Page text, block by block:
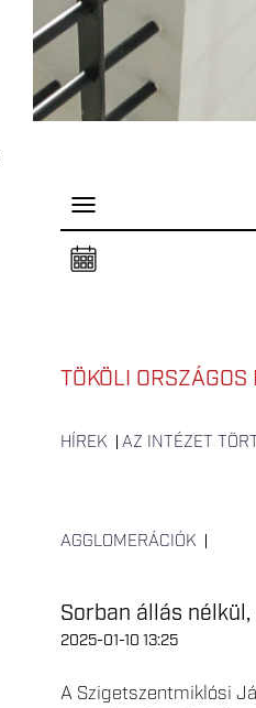
P
e
l
s
a
TÖKÖLI
HÍREK AZ INTÉZET
AGGLOMERÁCIÓK
Sorban állás
2025-01-10 13:25
A Szigetszentmiklósi